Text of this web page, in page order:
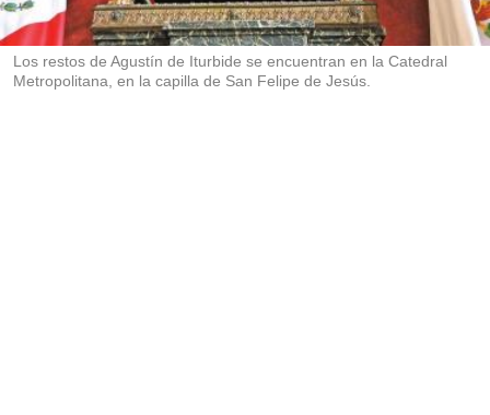
i
r
Los restos de Agustín de Iturbide se encuentran en la Catedral
Metropolitana, en la capilla de San Felipe de Jesús.